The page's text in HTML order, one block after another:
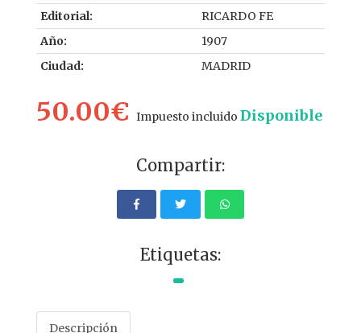
Editorial:
RICARDO FE
Año:
1907
Ciudad:
MADRID
50.00€ Impuesto incluido Disponible
Compartir:
Etiquetas:
Descripción